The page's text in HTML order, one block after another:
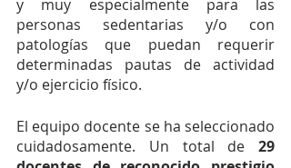
y muy especialmente para las
personas sedentarias y/o con
patologías que puedan requerir
determinadas pautas de actividad
y/o ejercicio físico.
El equipo docente se ha seleccionado
cuidadosamente. Un total de 29